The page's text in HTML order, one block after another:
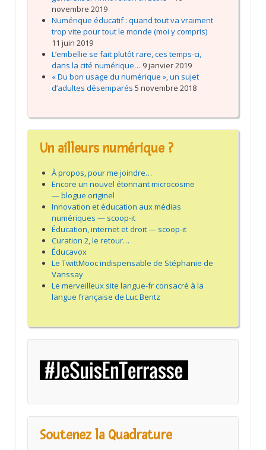
novembre 2019
Numérique éducatif : quand tout va vraiment
trop vite pour tout le monde (moi y compris)
11 juin 2019
L’embellie se fait plutôt rare, ces temps-ci,
dans la cité numérique… 9 janvier 2019
« Du bon usage du numérique », un sujet
d’adultes désemparés 5 novembre 2018
Un ailleurs numérique ?
À propos, pour me joindre…
Encore un nouvel étonnant microcosme
— blogue originel
Innovation et éducation aux médias
numériques — scoop-it
Éducation, internet et droit — scoop-it
Curation 2, le retour…
Éducavox
Le TwittMooc indispensable de Stéphanie de
Vanssay
Le merveilleux site langue-fr consacré à la
langue française de Luc Bentz
Soutenez la Quadrature